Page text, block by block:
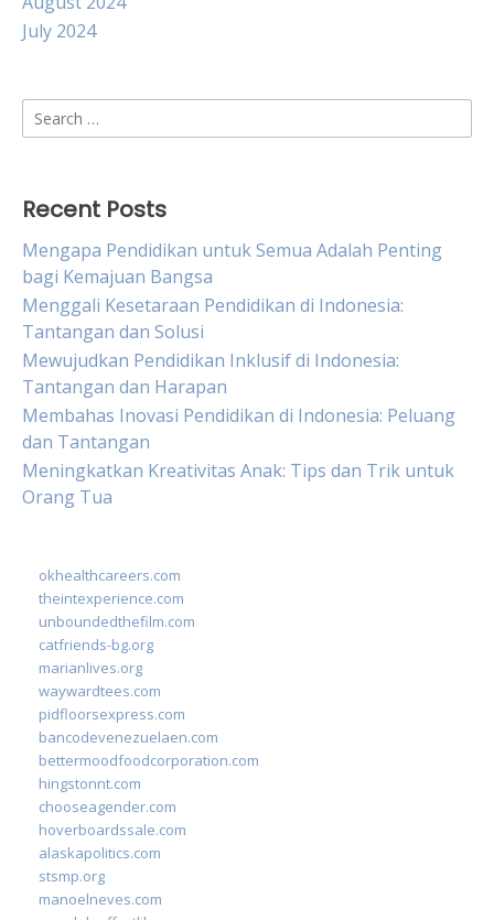
July 2024
Search
for:
Recent Posts
Mengapa Pendidikan untuk Semua Adalah Penting
bagi Kemajuan Bangsa
Menggali Kesetaraan Pendidikan di Indonesia:
Tantangan dan Solusi
Mewujudkan Pendidikan Inklusif di Indonesia:
Tantangan dan Harapan
Membahas Inovasi Pendidikan di Indonesia: Peluang
dan Tantangan
Meningkatkan Kreativitas Anak: Tips dan Trik untuk
Orang Tua
okhealthcareers.com
theintexperience.com
unboundedthefilm.com
catfriends-bg.org
marianlives.org
waywardtees.com
pidfloorsexpress.com
bancodevenezuelaen.com
bettermoodfoodcorporation.com
hingstonnt.com
chooseagender.com
hoverboardssale.com
alaskapolitics.com
stsmp.org
manoelneves.com